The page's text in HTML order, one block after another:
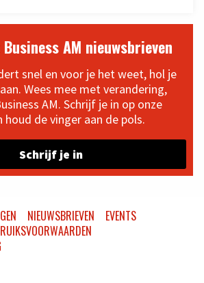
AM nieuwsbrieven
snel en voor je het weet, hol je
Wees mee met verandering,
AM. Schrijf je in op onze
houd de vinger aan de pols.
Schrijf je in
NIEUWSBRIEVEN
EVENTS